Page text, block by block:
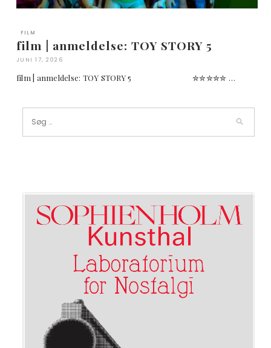
FILM
film | anmeldelse: TOY STORY 5
JUNI 17, 2026
film | anmeldelse: TOY STORY 5 ✮✮✮✮✮ …